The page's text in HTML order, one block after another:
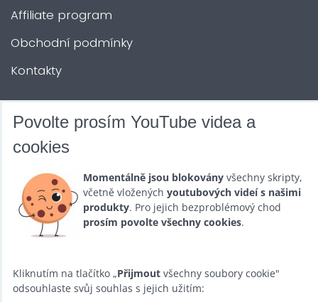
Affiliate program
Obchodní podmínky
Kontakty
DALŠÍ SLUŽBY
Půjčovna
Promotéři
Kurzy a setkání
Velkoobchod
Nabídka práce
Povolte prosím YouTube videa a
cookies
Momentálně jsou blokovány všechny skripty,
včetně vložených youtubových videí s našimi
produkty. Pro jejich bezproblémový chod
prosím povolte všechny cookies.
Kliknutím na tlačítko „Přijmout všechny soubory cookie"
odsouhlaste svůj souhlas s jejich užitím: